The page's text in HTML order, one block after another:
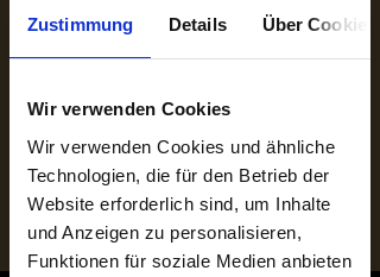
Zustimmung Details Über Cookies
Wir verwenden Cookies
Wir verwenden Cookies und ähnliche
Technologien, die für den Betrieb der
Website erforderlich sind, um Inhalte
und Anzeigen zu personalisieren,
Funktionen für soziale Medien anbieten